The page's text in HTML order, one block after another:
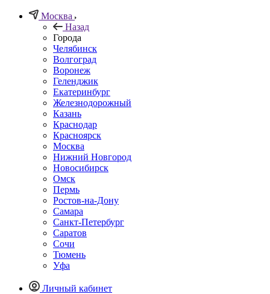
Москва
Назад
Города
Челябинск
Волгоград
Воронеж
Геленджик
Екатеринбург
Железнодорожный
Казань
Краснодар
Красноярск
Москва
Нижний Новгород
Новосибирск
Омск
Пермь
Ростов-на-Дону
Самара
Санкт-Петербург
Саратов
Сочи
Тюмень
Уфа
Личный кабинет